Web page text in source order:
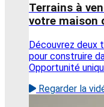
Terrains à
votre maison
Découvrez deux
pour construire
Opportunité
Regarder la